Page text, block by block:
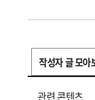
작성자 글 모아
관련 콘텐츠